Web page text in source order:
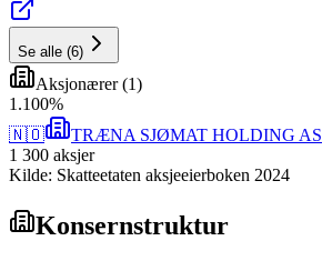
Se alle (6)
Aksjonærer(1)
1 .100%
🇳🇴
TRÆNA SJØMAT HOLDING AS
1 300 aksjer
Kilde: Skatteetaten aksjeeierboken 2024
Konsernstruktur